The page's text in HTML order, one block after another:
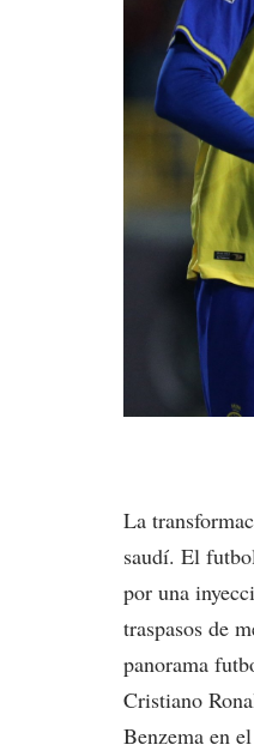
La
saudí. El
por una
traspasos de
panorama
Cristiano
Benzema en